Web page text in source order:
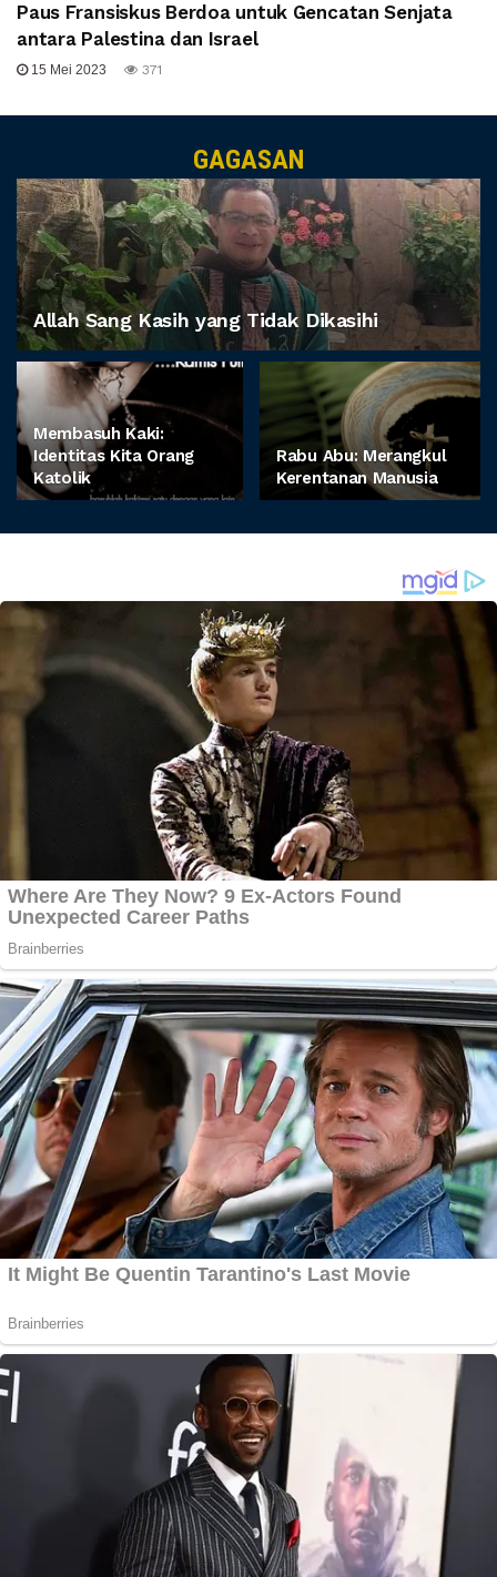
Paus Fransiskus Berdoa untuk Gencatan Senjata
antara Palestina dan Israel
15 Mei 2023 371
GAGASAN
Allah Sang Kasih yang Tidak Dikasihi
Membasuh Kaki:
Identitas Kita Orang
Katolik
Rabu Abu: Merangkul
Kerentanan Manusia